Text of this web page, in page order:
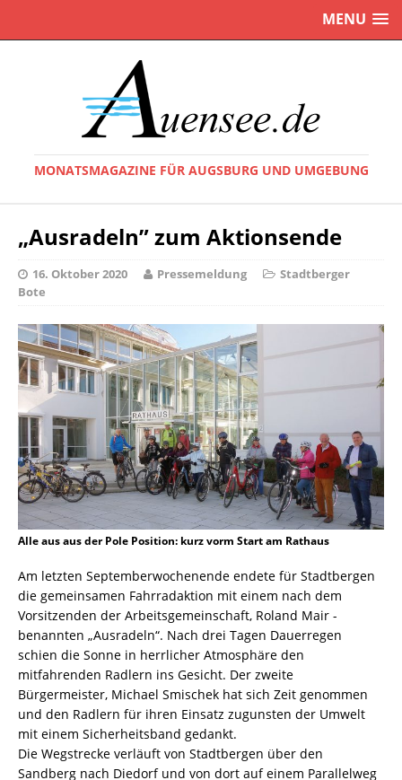
MENU
MONATSMAGAZINE FÜR AUGSBURG UND UMGEBUNG
„Ausradeln” zum Aktionsende
16. Oktober 2020 Pressemeldung
Stadtberger
Bote
Alle aus aus der Pole Position: kurz vorm Start am Rathaus
Am letzten Septemberwochenende endete für Stadtbergen
die gemeinsamen Fahrradaktion mit einem nach dem
Vorsitzenden der Arbeitsgemeinschaft, Roland Mair ­
benannten „Ausradeln“. Nach drei Tagen Dauerregen
schien die Sonne in herrlicher Atmosphäre den
mitfahrenden Radlern ins Gesicht. Der zweite
Bürgermeister, Michael Smischek hat sich Zeit genommen
und den Radlern für ihren Einsatz zugunsten der Umwelt
mit einem Sicherheitsband gedankt.
Die Wegstrecke verläuft von Stadtbergen über den
Sandberg nach Diedorf und von dort auf einem Parallelweg